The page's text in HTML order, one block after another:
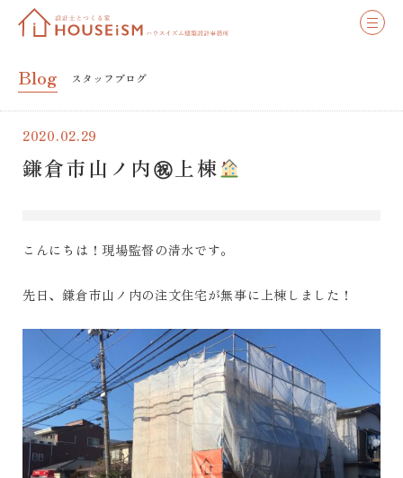
Blog スタッフブログ
2020.02.29
鎌倉市山ノ内㊗上棟
こんにちは！現場監督の清水です。
先日、鎌倉市山ノ内の注文住宅が無事に上棟しました！